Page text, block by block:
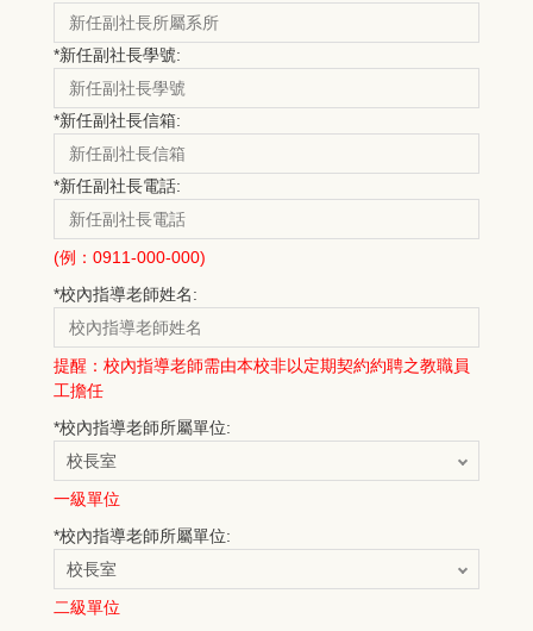
*新任副社長學號:
*新任副社長信箱:
*新任副社長電話:
(例：0911-000-000)
*校內指導老師姓名:
提醒：校內指導老師需由本校非以定期契約約聘之教職員
工擔任
*校內指導老師所屬單位:
一級單位
*校內指導老師所屬單位:
二級單位